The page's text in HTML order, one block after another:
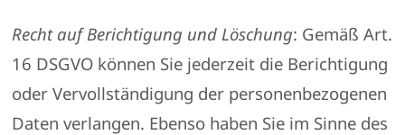
Recht auf Berichtigung und Löschung: Gemäß Art.
16 DSGVO können Sie jederzeit die Berichtigung
oder Vervollständigung der personenbezogenen
Daten verlangen. Ebenso haben Sie im Sinne des